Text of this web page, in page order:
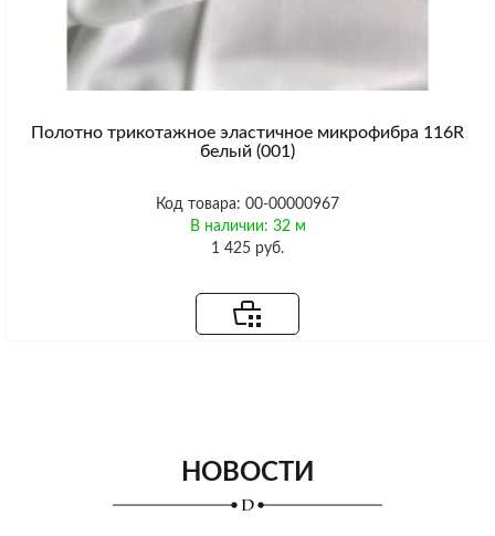
Полотно трикотажное эластичное микрофибра 116R
белый (001)
Код товара: 00-00000967
В наличии: 32 м
1 425 руб.
НОВОСТИ